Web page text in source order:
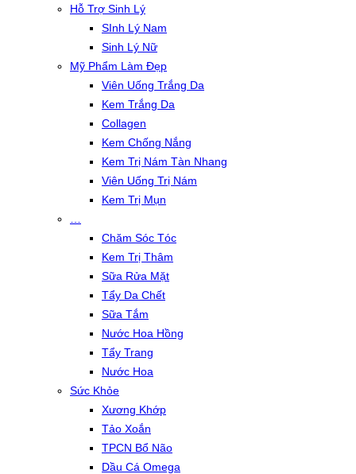
Hỗ Trợ Sinh Lý
SInh Lý Nam
Sinh Lý Nữ
Mỹ Phẩm Làm Đẹp
Viên Uống Trắng Da
Kem Trắng Da
Collagen
Kem Chống Nắng
Kem Trị Nám Tàn Nhang
Viên Uống Trị Nám
Kem Trị Mụn
Chăm Sóc Tóc
Kem Trị Thâm
Sữa Rửa Mặt
Tẩy Da Chết
Sữa Tắm
Nước Hoa Hồng
Tẩy Trang
Nước Hoa
Sức Khỏe
Xương Khớp
Tảo Xoắn
TPCN Bổ Não
Dầu Cá Omega